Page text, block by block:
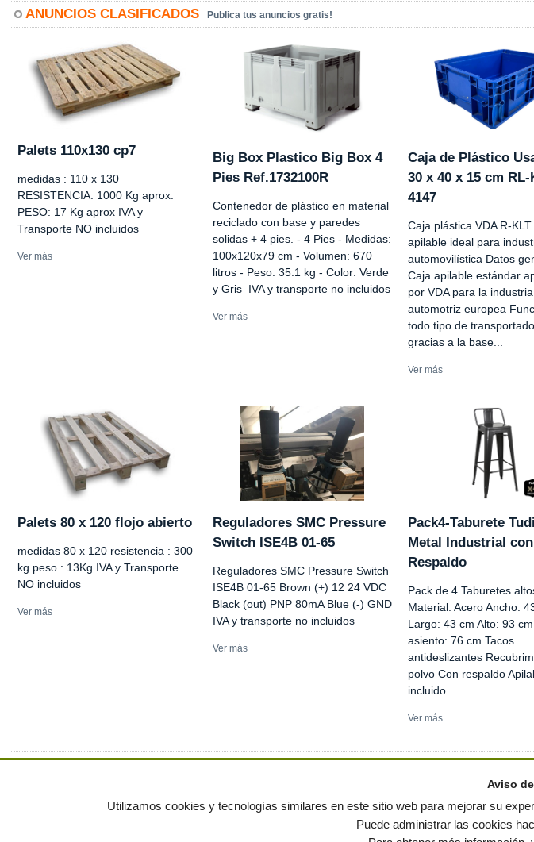
ANUNCIOS CLASIFICADOS Publica tus anuncios gratis!
Palets 110x130 cp7
medidas : 110 x 130
RESISTENCIA: 1000 Kg aprox.
PESO: 17 Kg aprox IVA y
Transporte NO incluidos
Ver más
Big Box Plastico Big Box 4
Pies Ref.1732100R
Contenedor de plástico en material
reciclado con base y paredes
solidas + 4 pies. - 4 Pies - Medidas:
100x120x79 cm - Volumen: 670
litros - Peso: 35.1 kg - Color: Verde
y Gris IVA y transporte no incluidos
Ver más
Caja de Plástico
30 x 40 x 15 cm RL-
4147
Caja plástica VDA R-
apilable ideal para
automovilística Datos
Caja apilable estándar
por VDA para la industria
automotriz europea
todo tipo de
gracias a la base...
Ver más
Palets 80 x 120 flojo abierto
medidas 80 x 120 resistencia : 300
kg peso : 13Kg IVA y Transporte
NO incluidos
Ver más
Reguladores SMC Pressure
Switch ISE4B 01-65
Reguladores SMC Pressure Switch
ISE4B 01-65 Brown (+) 12 24 VDC
Black (out) PNP 80mA Blue (-) GND
IVA y transporte no incluidos
Ver más
Pack4-Taburete
Metal Industrial con
Respaldo
Pack de 4 Taburetes
Material: Acero Ancho:
Largo: 43 cm Alto: 93
asiento: 76 cm Tacos
antideslizantes
polvo Con respaldo
incluido
Ver más
© residuos.com - Todos los derechos reservados- Política de privacidad|Condiciones
Aviso
Utilizamos cookies y tecnologías similares en este sitio web para mejorar su
Puede administrar las cookies